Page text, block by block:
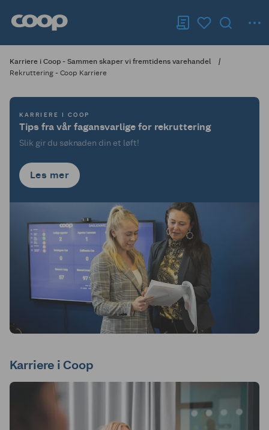
Karriere i Coop - Sammen skaper vi fremtidens varehandel
Rekruttering - Coop Karriere
KARRIERE I COOP
Tips fra vår fagansvarlige for rekruttering
Slik gir du søknaden din et løft!
Les mer
Karriere i Coop